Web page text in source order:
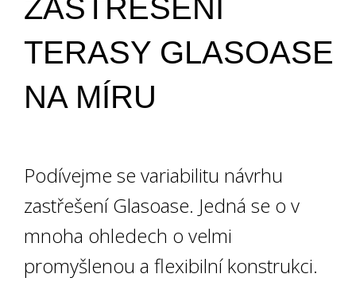
↓
ZASTŘEŠENÍ
TERASY GLASOASE
NA MÍRU
Podívejme se variabilitu návrhu
zastřešení Glasoase. Jedná se o v
mnoha ohledech o velmi
promyšlenou a flexibilní konstrukci.